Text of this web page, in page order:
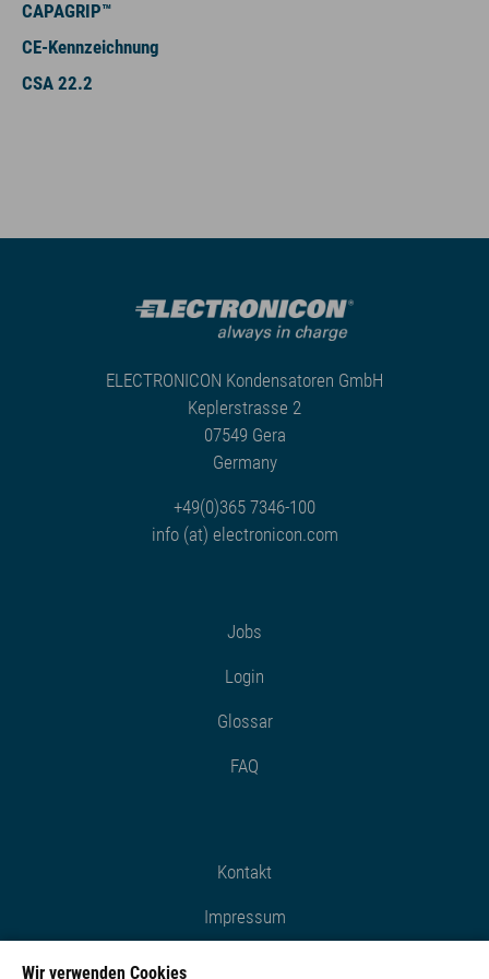
CAPAGRIP™
CE-Kennzeichnung
CSA 22.2
ELECTRONICON Kondensatoren GmbH
Keplerstrasse 2
07549 Gera
Germany
+49(0)365 7346-100
info (at) electronicon.com
Jobs
Login
Glossar
FAQ
Kontakt
Impressum
Wir verwenden Cookies